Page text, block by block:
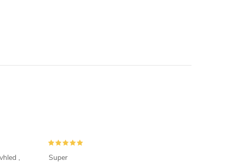
,
Super